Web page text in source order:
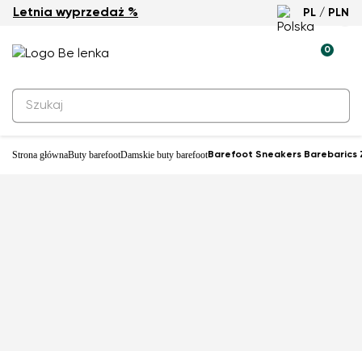
Letnia wyprzedaż % PL / PLN
0
Strona głównaButy barefootDamskie buty barefootBarefoot Sneakers Barebarics
Nowość